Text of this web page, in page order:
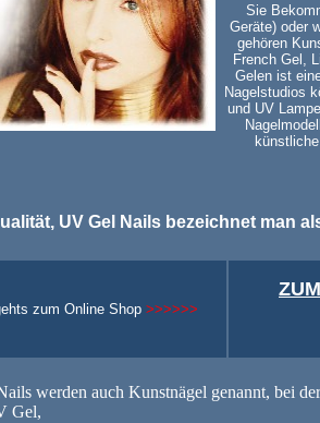
Sie
Geräte) oder
gehören
French Gel,
Gelen ist
Nagelstudios
und UV
UV Gel Nails bezeichnet man
zum Online Shop >>>>>>
werden auch Kunstnägel genannt, bei
Gel,